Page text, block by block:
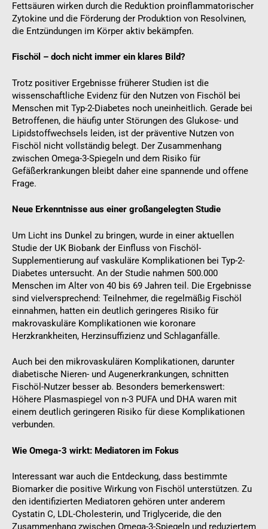
Fettsäuren wirken durch die Reduktion proinflammatorischer
Zytokine und die Förderung der Produktion von Resolvinen,
die Entzündungen im Körper aktiv bekämpfen.
Fischöl – doch nicht immer ein klares Bild?
Trotz positiver Ergebnisse früherer Studien ist die
wissenschaftliche Evidenz für den Nutzen von Fischöl bei
Menschen mit Typ-2-Diabetes noch uneinheitlich. Gerade bei
Betroffenen, die häufig unter Störungen des Glukose- und
Lipidstoffwechsels leiden, ist der präventive Nutzen von
Fischöl nicht vollständig belegt. Der Zusammenhang
zwischen Omega-3-Spiegeln und dem Risiko für
Gefäßerkrankungen bleibt daher eine spannende und offene
Frage.
Neue Erkenntnisse aus einer großangelegten Studie
Um Licht ins Dunkel zu bringen, wurde in einer aktuellen
Studie der UK Biobank der Einfluss von Fischöl-
Supplementierung auf vaskuläre Komplikationen bei Typ-2-
Diabetes untersucht. An der Studie nahmen 500.000
Menschen im Alter von 40 bis 69 Jahren teil. Die Ergebnisse
sind vielversprechend: Teilnehmer, die regelmäßig Fischöl
einnahmen, hatten ein deutlich geringeres Risiko für
makrovaskuläre Komplikationen wie koronare
Herzkrankheiten, Herzinsuffizienz und Schlaganfälle.
Auch bei den mikrovaskulären Komplikationen, darunter
diabetische Nieren- und Augenerkrankungen, schnitten
Fischöl-Nutzer besser ab. Besonders bemerkenswert:
Höhere Plasmaspiegel von n-3 PUFA und DHA waren mit
einem deutlich geringeren Risiko für diese Komplikationen
verbunden.
Wie Omega-3 wirkt: Mediatoren im Fokus
Interessant war auch die Entdeckung, dass bestimmte
Biomarker die positive Wirkung von Fischöl unterstützen. Zu
den identifizierten Mediatoren gehören unter anderem
Cystatin C, LDL-Cholesterin, und Triglyceride, die den
Zusammenhang zwischen Omega-3-Spiegeln und reduziertem